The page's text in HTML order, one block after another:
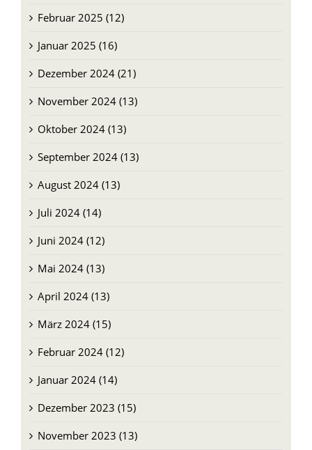
Februar 2025 (12)
Januar 2025 (16)
Dezember 2024 (21)
November 2024 (13)
Oktober 2024 (13)
September 2024 (13)
August 2024 (13)
Juli 2024 (14)
Juni 2024 (12)
Mai 2024 (13)
April 2024 (13)
März 2024 (15)
Februar 2024 (12)
Januar 2024 (14)
Dezember 2023 (15)
November 2023 (13)